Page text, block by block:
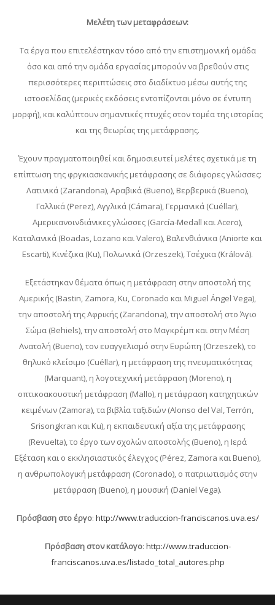
Μελέτη των μεταφράσεων:
Τα έργα που επιτελέστηκαν τόσο από την επιστημονική ομάδα
όσο και από την ομάδα εργασίας μπορούν να βρεθούν στις
περισσότερες περιπτώσεις στο διαδίκτυο μέσω αυτής της
ιστοσελίδας (μερικές εκδόσεις εντοπίζονται μόνο σε έντυπη
μορφή), και καλύπτουν σημαντικές πτυχές στον τομέα της ιστορίας
και της θεωρίας της μετάφρασης.
Έχουν πραγματοποιηθεί και δημοσιευτεί μελέτες σχετικά με τη
επίπτωση της φργκιασκανικής μετάφρασης σε διάφορες γλώσσες:
Λατινικά (Zarandona), Αραβικά (Bueno), Βερβερικά (Bueno),
Γαλλικά (Perez), Αγγλικά (Cámara), Γερμανικά (Cuéllar),
Αμερικανοινδιάνικες γλώσσες (García-Medall και Acero),
Καταλανικά (Boadas, Lozano και Valero), Βαλενθιάνικα (Aniorte και
Escarti), Κινέζικα (Ku), Πολωνικά (Orzeszek), Τσέχικα (Králová).
Εξετάστηκαν θέματα όπως η μετάφραση στην αποστολή της
Αμερικής (Bastin, Zamora, Ku, Coronado και Miguel Ángel Vega),
την αποστολή της Αφρικής (Zarandona), την αποστολή στο Άγιο
Σώμα (Behiels), την αποστολή στο Μαγκρέμπ και στην Μέση
Ανατολή (Bueno), τον ευαγγελισμό στην Ευρώπη (Orzeszek), το
θηλυκό κλείσιμο (Cuéllar), η μετάφραση της πνευματικότητας
(Marquant), η λογοτεχνική μετάφραση (Moreno), η
οπτικοακουστική μετάφραση (Mallo), η μετάφραση κατηχητικών
κειμένων (Zamora), τα βιβλία ταξιδιών (Alonso del Val, Terrón,
Srisongkran και Ku), η εκπαιδευτική αξία της μετάφρασης
(Revuelta), το έργο των σχολών αποστολής (Bueno), η Ιερά
Εξέταση και ο εκκλησιαστικός έλεγχος (Pérez, Zamora και Bueno),
η ανθρωπολογική μετάφραση (Coronado), ο πατριωτισμός στην
μετάφραση (Bueno), η μουσική (Daniel Vega).
Πρόσβαση στο έργο: http://www.traduccion-franciscanos.uva.es/
Πρόσβαση στον κατάλογο: http://www.traduccion-
franciscanos.uva.es/listado_total_autores.php